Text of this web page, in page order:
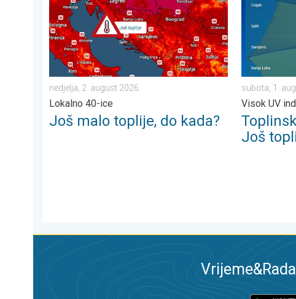
nedjelja, 2. august 2026.
Lokalno 40-ice
Još malo toplije, do kada?
subota, 1.
Visok UV
Još